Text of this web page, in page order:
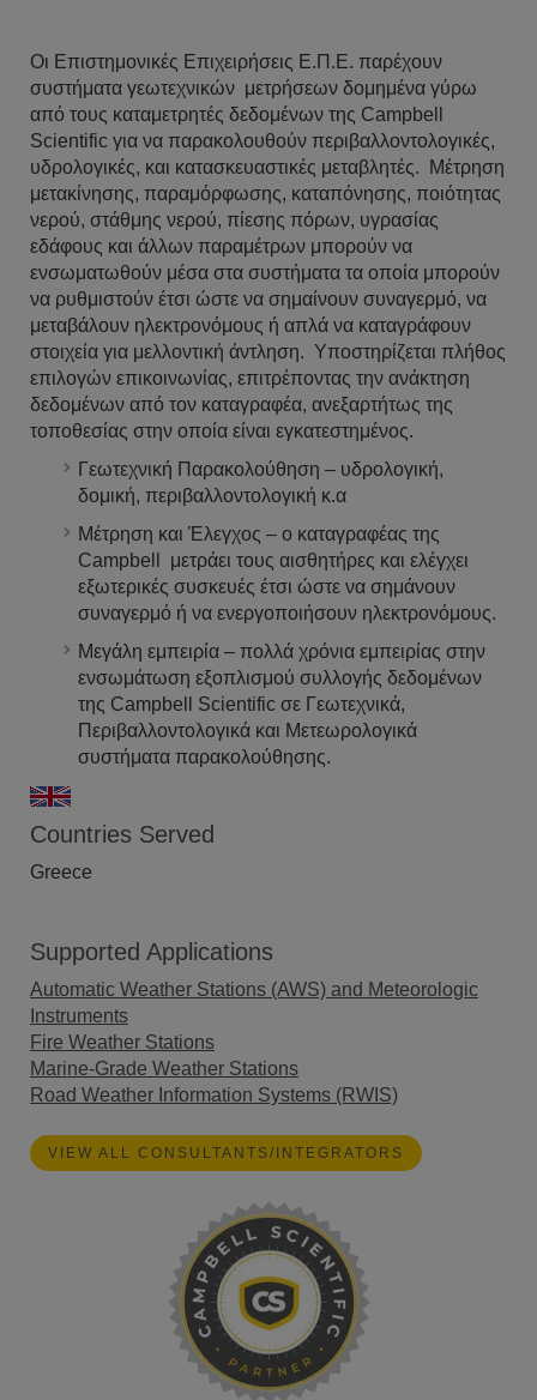
Οι Επιστημονικές Επιχειρήσεις Ε.Π.Ε. παρέχουν
συστήματα γεωτεχνικών μετρήσεων δομημένα γύρω
από τους καταμετρητές δεδομένων της Campbell
Scientific για να παρακολουθούν περιβαλλοντολογικές,
υδρολογικές, και κατασκευαστικές μεταβλητές. Μέτρηση
μετακίνησης, παραμόρφωσης, καταπόνησης, ποιότητας
νερού, στάθμης νερού, πίεσης πόρων, υγρασίας
εδάφους και άλλων παραμέτρων μπορούν να
ενσωματωθούν μέσα στα συστήματα τα οποία μπορούν
να ρυθμιστούν έτσι ώστε να σημαίνουν συναγερμό, να
μεταβάλουν ηλεκτρονόμους ή απλά να καταγράφουν
στοιχεία για μελλοντική άντληση. Yποστηρίζεται πλήθος
επιλογών επικοινωνίας, επιτρέποντας την ανάκτηση
δεδομένων από τον καταγραφέα, ανεξαρτήτως της
τοποθεσίας στην οποία είναι εγκατεστημένος.
Γεωτεχνική Παρακολούθηση – υδρολογική,
δομική, περιβαλλοντολογική κ.α
Μέτρηση και Έλεγχος – ο καταγραφέας της
Campbell μετράει τους αισθητήρες και ελέγχει
εξωτερικές συσκευές έτσι ώστε να σημάνουν
συναγερμό ή να ενεργοποιήσουν ηλεκτρονόμους.
Μεγάλη εμπειρία – πολλά χρόνια εμπειρίας στην
ενσωμάτωση εξοπλισμού συλλογής δεδομένων
της Campbell Scientific σε Γεωτεχνικά,
Περιβαλλοντολογικά και Μετεωρολογικά
συστήματα παρακολούθησης.
Countries Served
Greece
Supported Applications
Automatic Weather Stations (AWS) and Meteorologic
Instruments
Fire Weather Stations
Marine-Grade Weather Stations
Road Weather Information Systems (RWIS)
VIEW ALL CONSULTANTS/INTEGRATORS